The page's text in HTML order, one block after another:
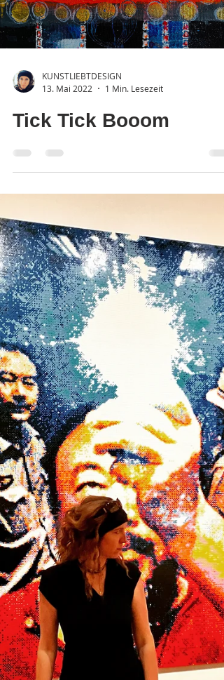
Load video
KUNSTLIEBTDESIGN
13. Mai 2022
1 Min. Lesezeit
Tick Tick Booom